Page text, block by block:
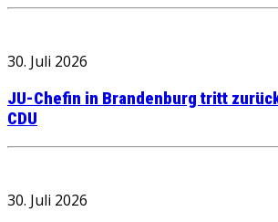
30. Juli 2026
JU-Chefin in Brandenburg tritt
CDU
30. Juli 2026